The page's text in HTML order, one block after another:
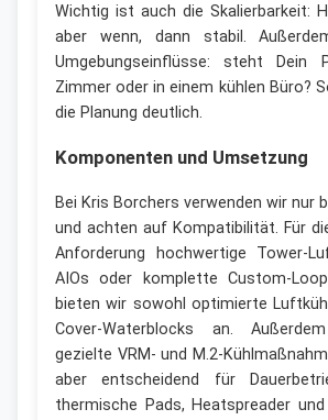
Wichtig ist auch die Skalierbarkeit:
aber wenn, dann stabil.
Umgebungseinflüsse: steht Dein
Zimmer oder in einem kühlen Büro?
die Planung deutlich.
Komponenten und Umsetzung
Bei Kris Borchers verwenden wir nur
und achten auf Kompatibilität. Für
Anforderung hochwertige Tower-
AIOs oder komplette Custom-
bieten wir sowohl optimierte
Cover-Waterblocks an.
gezielte VRM- und M.2-
aber entscheidend für
thermische Pads, Heatspreader